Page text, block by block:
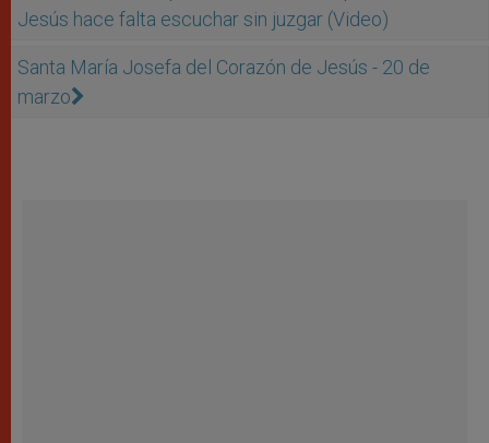
Jesús hace falta escuchar sin juzgar (Video)
Santa María Josefa del Corazón de Jesús - 20 de
marzo